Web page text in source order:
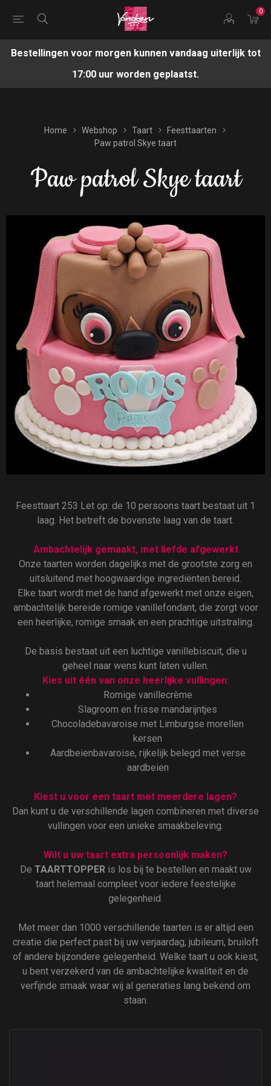
0
Bestellingen voor morgen kunnen vandaag uiterlijk tot
17:00 uur worden geplaatst.
Home Webshop Taart
Feesttaarten
Paw patrol Skye taart
Paw patrol Skye taart
Feesttaart 253 Let op: de 10 persoons taart bestaat uit 1
laag. Het betreft de bovenste laag van de taart.
Ambachtelijk gemaakt, met liefde afgewerkt
Onze taarten worden dagelijks met de grootste zorg en
uitsluitend met hoogwaardige ingrediënten bereid.
Elke taart wordt met de hand afgewerkt met onze eigen,
ambachtelijk bereide romige vanillefondant, die zorgt voor
een heerlijke, romige smaak en een prachtige uitstraling.
De basis bestaat uit een luchtige vanillebiscuit, die u
geheel naar wens kunt laten vullen.
Kies uit één van onze heerlijke vullingen:
Romige vanillecrème
Slagroom en frisse mandarijntjes
Chocoladebavaroise met Limburgse morellen
kersen
Aardbeienbavaroise, rijkelijk belegd met verse
aardbeien
Kiest u voor een taart met meerdere lagen?
Dan kunt u de verschillende lagen combineren met diverse
vullingen voor een unieke smaakbeleving.
Wilt u uw taart extra persoonlijk maken?
De TAARTTOPPERis los bij te bestellen en maakt uw
taart helemaal compleet voor iedere feestelijke
gelegenheid.
Met meer dan 1000 verschillende taarten is er altijd een
creatie die perfect past bij uw verjaardag, jubileum, bruiloft
of andere bijzondere gelegenheid. Welke taart u ook kiest,
u bent verzekerd van de ambachtelijke kwaliteit en de
verfijnde smaak waar wij al generaties lang bekend om
staan.